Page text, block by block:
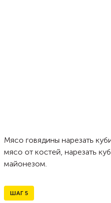
Мясо говядины нарезать
мясо от костей, нарезать
майонезом.
ШАГ 5